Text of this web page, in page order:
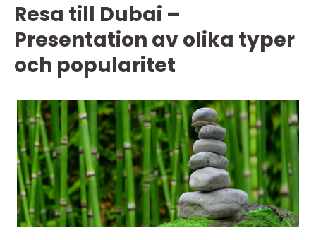
Resa till Dubai –
Presentation av olika typer
och popularitet